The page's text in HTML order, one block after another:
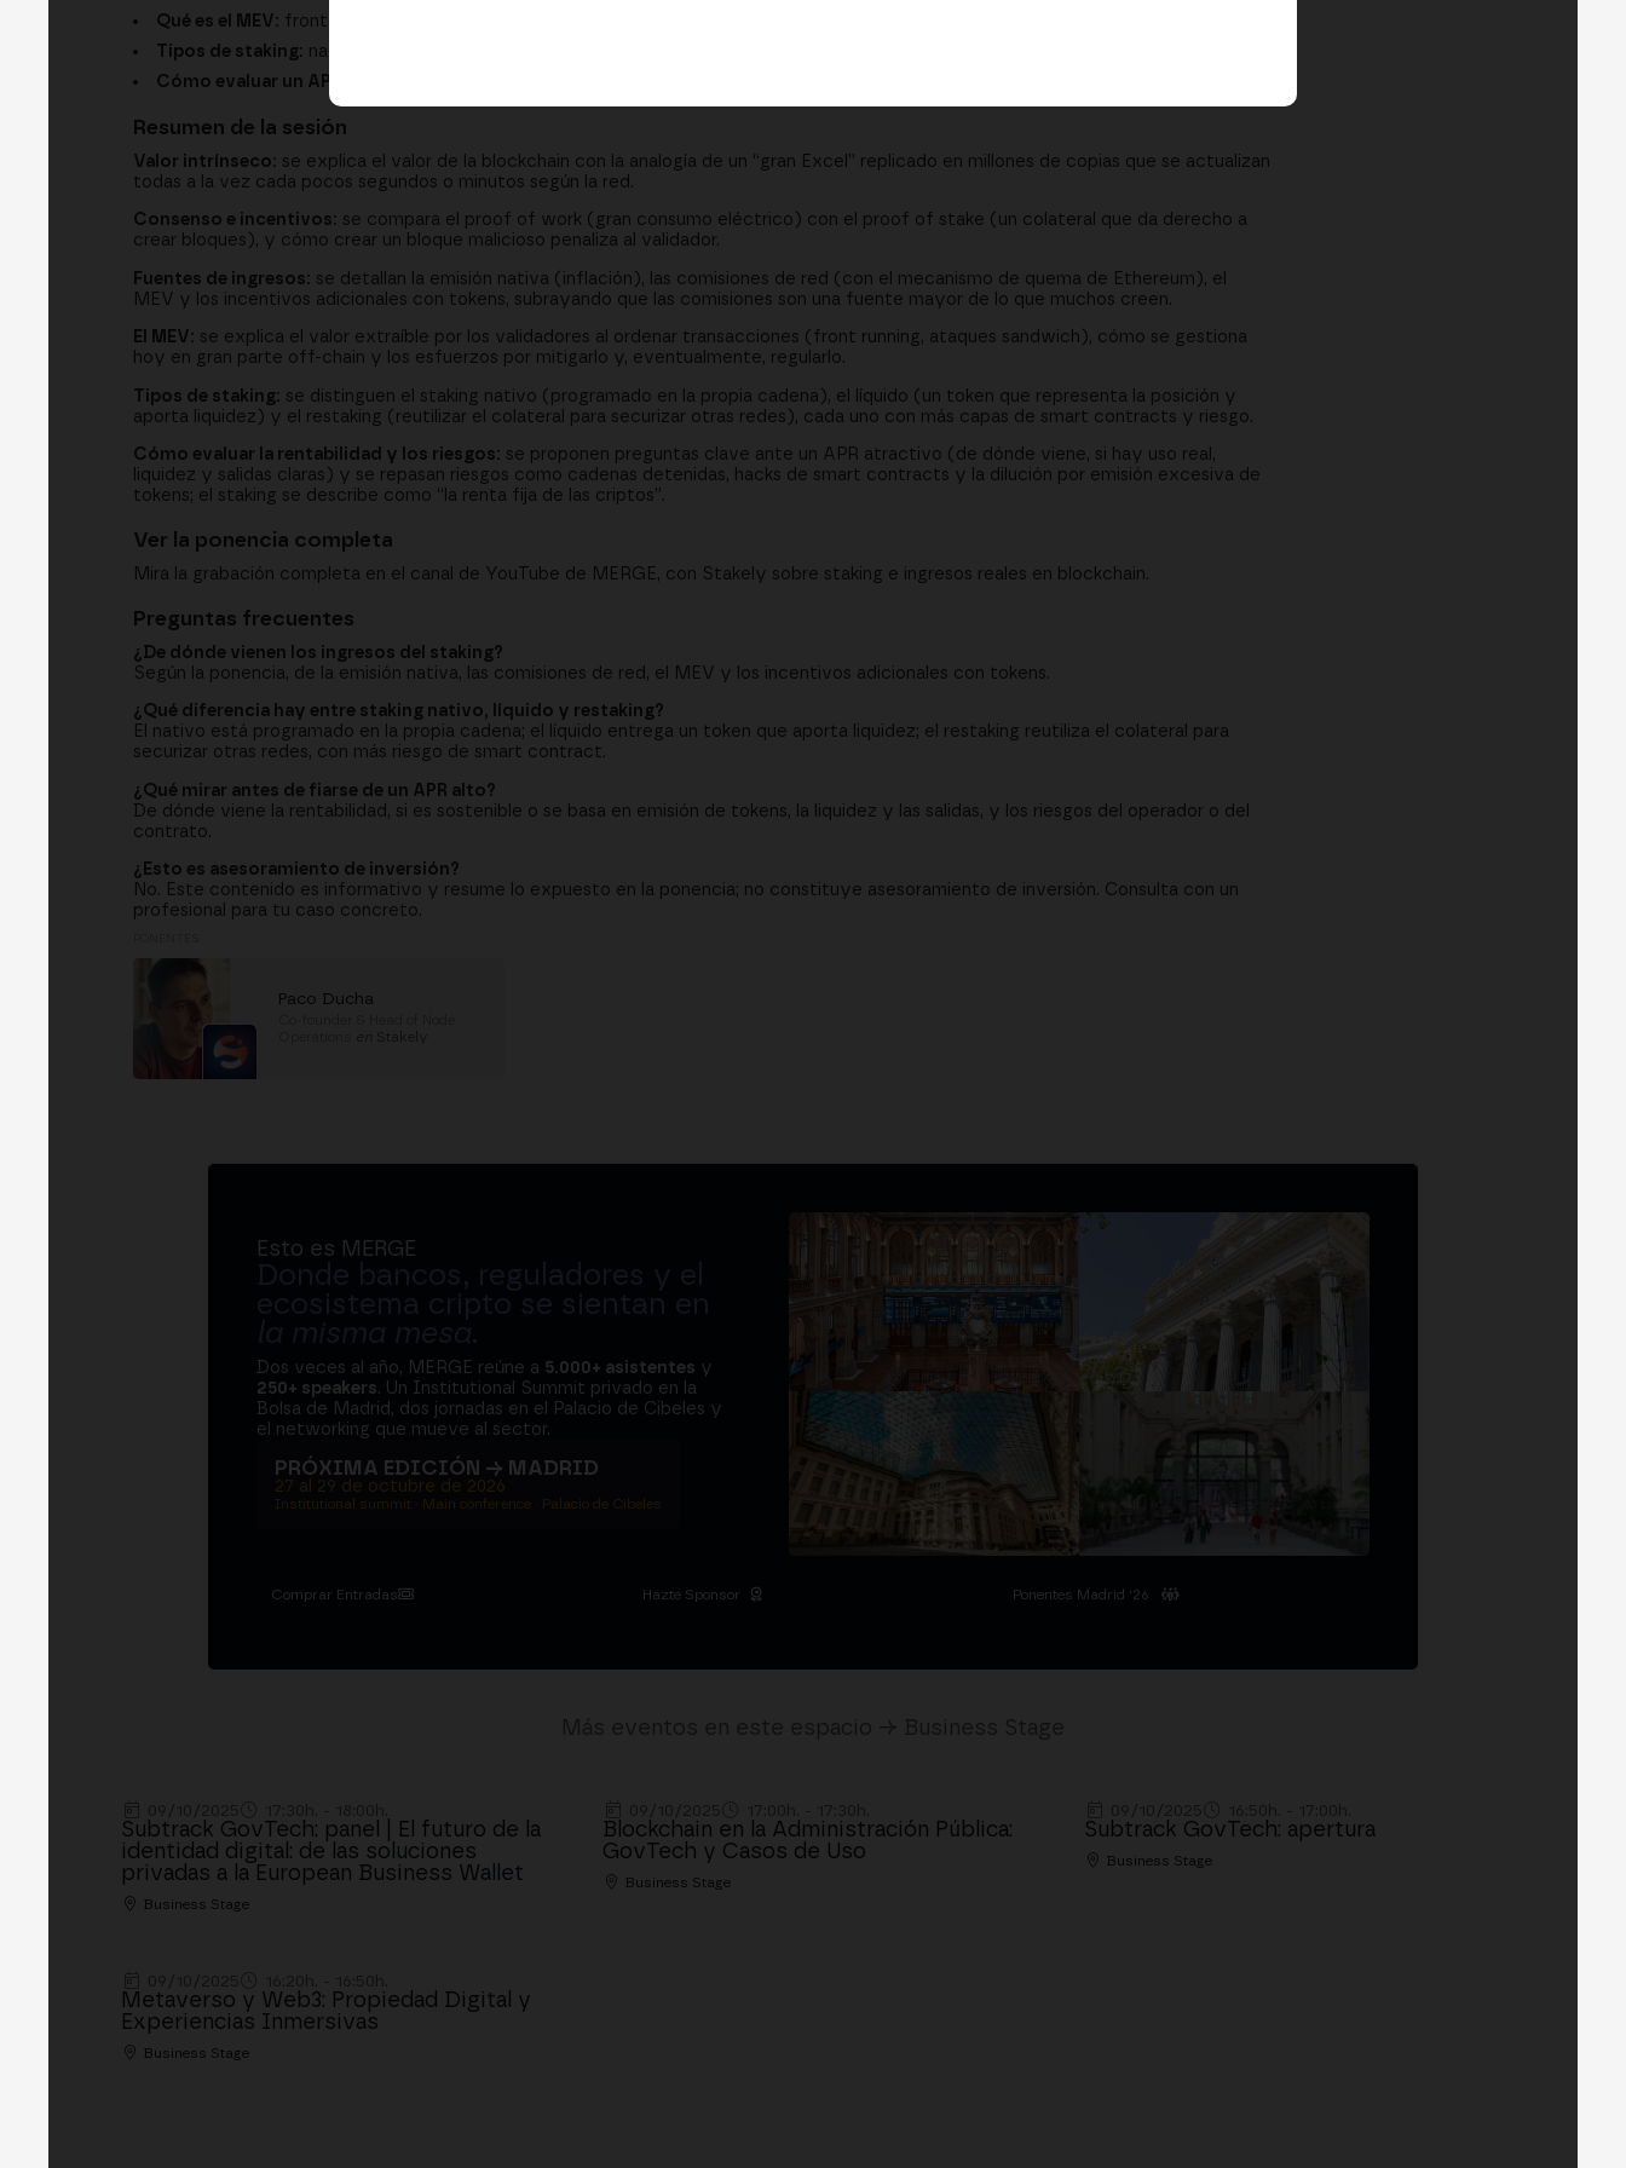
Qué es el MEV: front running, sandwich y cómo se intenta mitigar
Tipos de staking: nativo, líquido y restaking, con sus ventajas y riesgos
Cómo evaluar un APR:
Resumen de la sesión
Valor intrínseco: se explica el valor de la blockchain con la analogía de un “gran Excel” replicado en millones de copias que se actualizan
todas a la vez cada pocos segundos o minutos según la red.
Consenso e incentivos: se compara el proof of work (gran consumo eléctrico) con el proof of stake (un colateral que da derecho a
crear bloques), y cómo crear un bloque malicioso penaliza al validador.
Fuentes de ingresos: se detallan la emisión nativa (inflación), las comisiones de red (con el mecanismo de quema de Ethereum), el
MEV y los incentivos adicionales con tokens, subrayando que las comisiones son una fuente mayor de lo que muchos creen.
El MEV: se explica el valor extraíble por los validadores al ordenar transacciones (front running, ataques sandwich), cómo se gestiona
hoy en gran parte off-chain y los esfuerzos por mitigarlo y, eventualmente, regularlo.
Tipos de staking: se distinguen el staking nativo (programado en la propia cadena), el líquido (un token que representa la posición y
aporta liquidez) y el restaking (reutilizar el colateral para securizar otras redes), cada uno con más capas de smart contracts y riesgo.
Cómo evaluar la rentabilidad y los riesgos: se proponen preguntas clave ante un APR atractivo (de dónde viene, si hay uso real,
liquidez y salidas claras) y se repasan riesgos como cadenas detenidas, hacks de smart contracts y la dilución por emisión excesiva de
tokens; el staking se describe como “la renta fija de las criptos”.
Ver la ponencia completa
Mira la grabación completa en el canal de YouTube de MERGE, con Stakely sobre staking e ingresos reales en blockchain.
Preguntas frecuentes
¿De dónde vienen los ingresos del staking?
Según la ponencia, de la emisión nativa, las comisiones de red, el MEV y los incentivos adicionales con tokens.
¿Qué diferencia hay entre staking nativo, líquido y restaking?
El nativo está programado en la propia cadena; el líquido entrega un token que aporta liquidez; el restaking reutiliza el colateral para
securizar otras redes, con más riesgo de smart contract.
¿Qué mirar antes de fiarse de un APR alto?
De dónde viene la rentabilidad, si es sostenible o se basa en emisión de tokens, la liquidez y las salidas, y los riesgos del operador o del
contrato.
¿Esto es asesoramiento de inversión?
No. Este contenido es informativo y resume lo expuesto en la ponencia; no constituye asesoramiento de inversión. Consulta con un
profesional para tu caso concreto.
Paco Ducha
Stakely
Esto es MERGE
Donde bancos, reguladores y el
ecosistema cripto se sientan en
la misma mesa.
Dos veces al año, MERGE reúne a 5.000+ asistentes y
250+ speakers. Un Institutional Summit privado en la
Bolsa de Madrid, dos jornadas en el Palacio de Cibeles y
el networking que mueve al sector.
PRÓXIMA EDICIÓN → MADRID
27 al 29 de octubre de 2026
Institutional summit · Main conference · Palacio de Cibeles
Comprar Entradas Hazte Sponsor Ponentes Madrid '26
Subtrack GovTech: panel | El futuro de la
identidad digital: de las soluciones
privadas a la European Business Wallet
Business Stage
Blockchain en la Administración Pública:
GovTech y Casos de Uso
Business Stage
Subtrack GovTech: apertura
Business Stage
Metaverso y Web3: Propiedad Digital y
Experiencias Inmersivas
Business Stage